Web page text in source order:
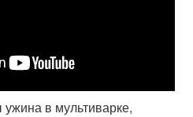
в мультиварке,